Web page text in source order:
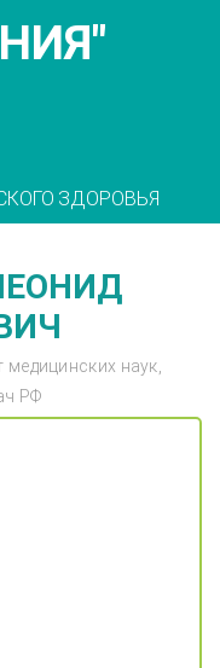
ЗДОРОВЬЯ
наук,
РФ